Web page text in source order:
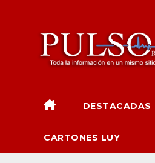
DESTACADAS
CARTONES LUY